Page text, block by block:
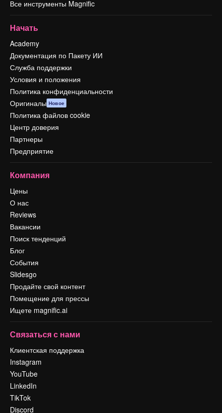
Все инструменты Magnific
Начать
Academy
Документация по Пакету ИИ
Служба поддержки
Условия и положения
Политика конфиденциальности
Оригиналы Новое
Политика файлов cookie
Центр доверия
Партнеры
Предприятие
Компания
Цены
О нас
Reviews
Вакансии
Поиск тенденций
Блог
События
Slidesgo
Продайте свой контент
Помещение для прессы
Ищете magnific.ai
Связаться с нами
Клиентская поддержка
Instagram
YouTube
LinkedIn
TikTok
Discord